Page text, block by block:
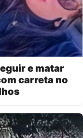
e matar
carreta no